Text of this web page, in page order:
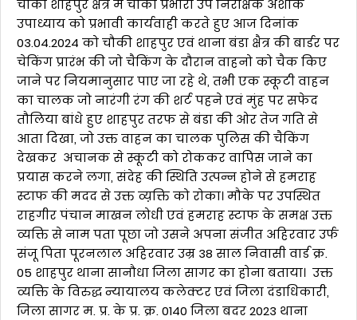
चौकी शाहपुर क्षैत्र मे चौकी प्रभारी उप निरीक्षक अशोक
उपाध्याय को प्रभावी कार्यवाही करते हुए आज दिनांक
03.04.2024 को चौकी शाहपुर एवं थाना बंडा क्षैत्र की बार्डर पर
चेकिंग प्रारंभ की जो चैकिंग के दौरान वाहनो को चैक किए
जाने पर नियमानुसार पाए जा रहे थे, तभी एक स्कूटी वाहन
का चालक जो नारंगी रंग की शर्ट पहने एवं मुंह पर सफेद
तौलिया बांधे हुए शाहपुर तरफ से बंडा की ओर तेज गति से
आता दिखा, जो उक्त वाहन का चालक पुलिस की चैकिंग
देखकर अचानक से स्कूटी को रोककर वापिस जाने का
प्रयास करने लगा, संदेह की स्थिति उत्पन्न होने से हमराह
स्टाफ की मदद से उक्त व्य़क्ति को रोका। मौके पर उपस्थित
राहगीर पंचान माखन लोधी एवं हमराह स्टाफ के समक्ष उक्त
व्यक्ति से नाम पता पूछा जो उसने अपना संजीत अहिरवार उर्फ
संजू पिता पूरनलाल अहिरवार उम्र 38 साल निवासी वार्ड क्र.
05 शाहपुर थाना सानौधा जिला सागर का होना बताया। उक्त
व्यक्ति के विरुद्ध न्यायालय कलेक्टर एवं जिला दंडाधिकारी,
जिला सागर म. प्र. के प्र. क्र. 0140 जिला बदर 2023 थाना